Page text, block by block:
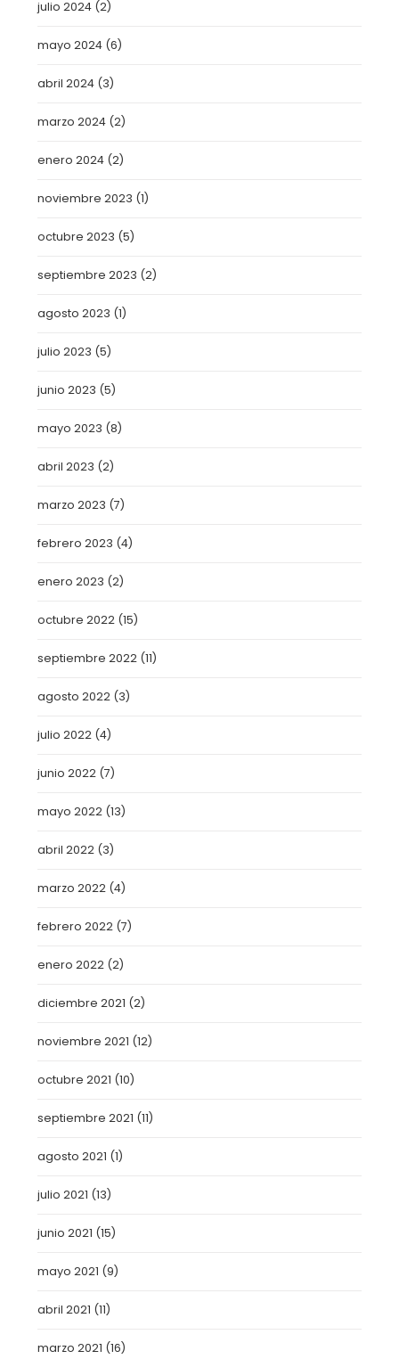
julio 2024 (2)
mayo 2024 (6)
abril 2024 (3)
marzo 2024 (2)
enero 2024 (2)
noviembre 2023 (1)
octubre 2023 (5)
septiembre 2023 (2)
agosto 2023 (1)
julio 2023 (5)
junio 2023 (5)
mayo 2023 (8)
abril 2023 (2)
marzo 2023 (7)
febrero 2023 (4)
enero 2023 (2)
octubre 2022 (15)
septiembre 2022 (11)
agosto 2022 (3)
julio 2022 (4)
junio 2022 (7)
mayo 2022 (13)
abril 2022 (3)
marzo 2022 (4)
febrero 2022 (7)
enero 2022 (2)
diciembre 2021 (2)
noviembre 2021 (12)
octubre 2021 (10)
septiembre 2021 (11)
agosto 2021 (1)
julio 2021 (13)
junio 2021 (15)
mayo 2021 (9)
abril 2021 (11)
marzo 2021 (16)